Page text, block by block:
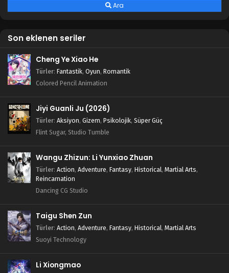
Ara
Son eklenen seriler
Cheng Ye Xiao He
Türler: Fantastik, Oyun, Romantik
Colored Pencil Animation
Jiyi Guanli Ju (2026)
Türler: Aksiyon, Gizem, Psikolojik, Süper Güç
Flint Sugar, Studio Tumble
Wangu Zhizun: Li Yunxiao Zhuan
Türler: Action, Adventure, Fantasy, Historical, Martial Arts,
Reincarnation
Dancing CG Studio
Taigu Shen Zun
Türler: Action, Adventure, Fantasy, Historical, Martial Arts
Suoyi Technology
Li Xiongmao